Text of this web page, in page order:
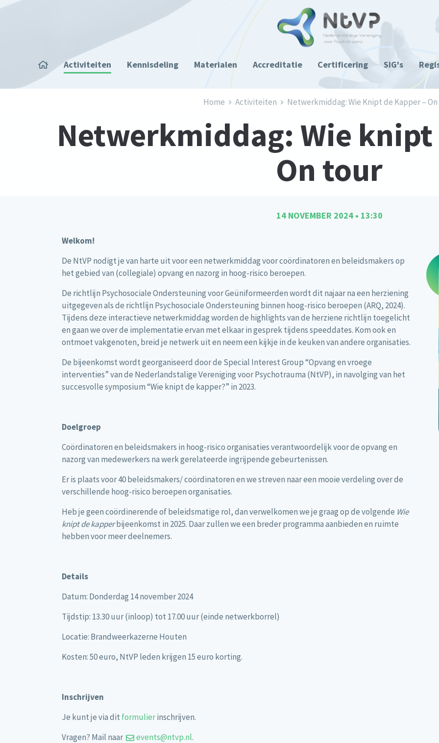
Home Activiteiten Kennisdeling Materialen Accreditatie Certificering SIG's
Home Activiteiten Netwerkmiddag: Wie Knipt de Kapper –
Netwerkmiddag: Wie knipt
On tour
14 NOVEMBER 2024 • 13:30
Welkom!
De NtVP nodigt je van harte uit voor een netwerkmiddag voor coördinatoren en beleidsmakers op
het gebied van (collegiale) opvang en nazorg in hoog-risico beroepen.
De richtlijn Psychosociale Ondersteuning voor Geüniformeerden wordt dit najaar na een herziening
uitgegeven als de richtlijn Psychosociale Ondersteuning binnen hoog-risico beroepen (ARQ, 2024).
Tijdens deze interactieve netwerkmiddag worden de highlights van de herziene richtlijn toegelicht
en gaan we over de implementatie ervan met elkaar in gesprek tijdens speeddates. Kom ook en
ontmoet vakgenoten, breid je netwerk uit en neem een kijkje in de keuken van andere organisaties.
De bijeenkomst wordt georganiseerd door de Special Interest Group “Opvang en vroege
interventies” van de Nederlandstalige Vereniging voor Psychotrauma (NtVP), in navolging van het
succesvolle symposium “Wie knipt de kapper?” in 2023.
Doelgroep
Coördinatoren en beleidsmakers in hoog-risico organisaties verantwoordelijk voor de opvang en
nazorg van medewerkers na werk gerelateerde ingrijpende gebeurtenissen.
Er is plaats voor 40 beleidsmakers/ coördinatoren en we streven naar een mooie verdeling over de
verschillende hoog-risico beroepen organisaties.
Heb je geen coördinerende of beleidsmatige rol, dan verwelkomen we je graag op de volgende Wie
knipt de kapperbijeenkomst in 2025. Daar zullen we een breder programma aanbieden en ruimte
hebben voor meer deelnemers.
Details
Datum: Donderdag 14 november 2024
Tijdstip: 13.30 uur (inloop) tot 17.00 uur (einde netwerkborrel)
Locatie: Brandweerkazerne Houten
Kosten: 50 euro, NtVP leden krijgen 15 euro korting.
Inschrijven
Je kunt je via dit formulierinschrijven.
Vragen? Mail naar
events@ntvp.nl.